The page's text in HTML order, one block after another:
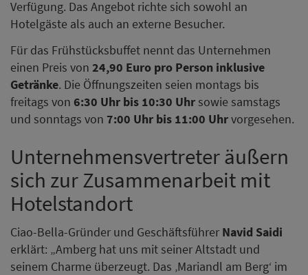
Verfügung. Das Angebot richte sich sowohl an
Hotelgäste als auch an externe Besucher.
Für das Frühstücksbuffet nennt das Unternehmen
einen Preis von 24,90 Euro pro Person inklusive
Getränke. Die Öffnungszeiten seien montags bis
freitags von 6:30 Uhr bis 10:30 Uhr sowie samstags
und sonntags von 7:00 Uhr bis 11:00 Uhrvorgesehen.
Unternehmensvertreter äußern
sich zur Zusammenarbeit mit
Hotelstandort
Ciao-Bella-Gründer und Geschäftsführer Navid Saidi
erklärt: „Amberg hat uns mit seiner Altstadt und
seinem Charme überzeugt. Das ‚Mariandl am Berg‘ im